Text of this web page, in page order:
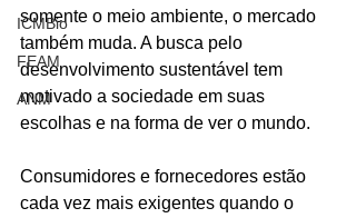
ICMBio
FEAM
ANM
somente o meio ambiente, o mercado
também muda. A busca pelo
desenvolvimento sustentável tem
motivado a sociedade em suas
escolhas e na forma de ver o mundo.
​Consumidores e fornecedores estão
cada vez mais exigentes quando o